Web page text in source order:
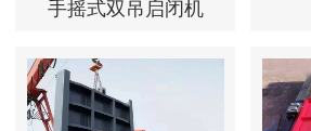
手摇式双吊启闭机